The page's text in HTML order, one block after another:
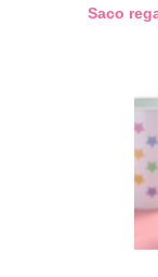
Saco